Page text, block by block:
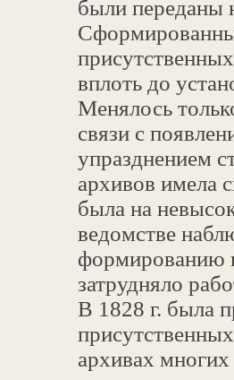
были переданы
вплоть до
Менялось
связи с
упразднением
архивов имела
была на
ведомстве
формированию
затрудняло
В 1828 г. была
архивах